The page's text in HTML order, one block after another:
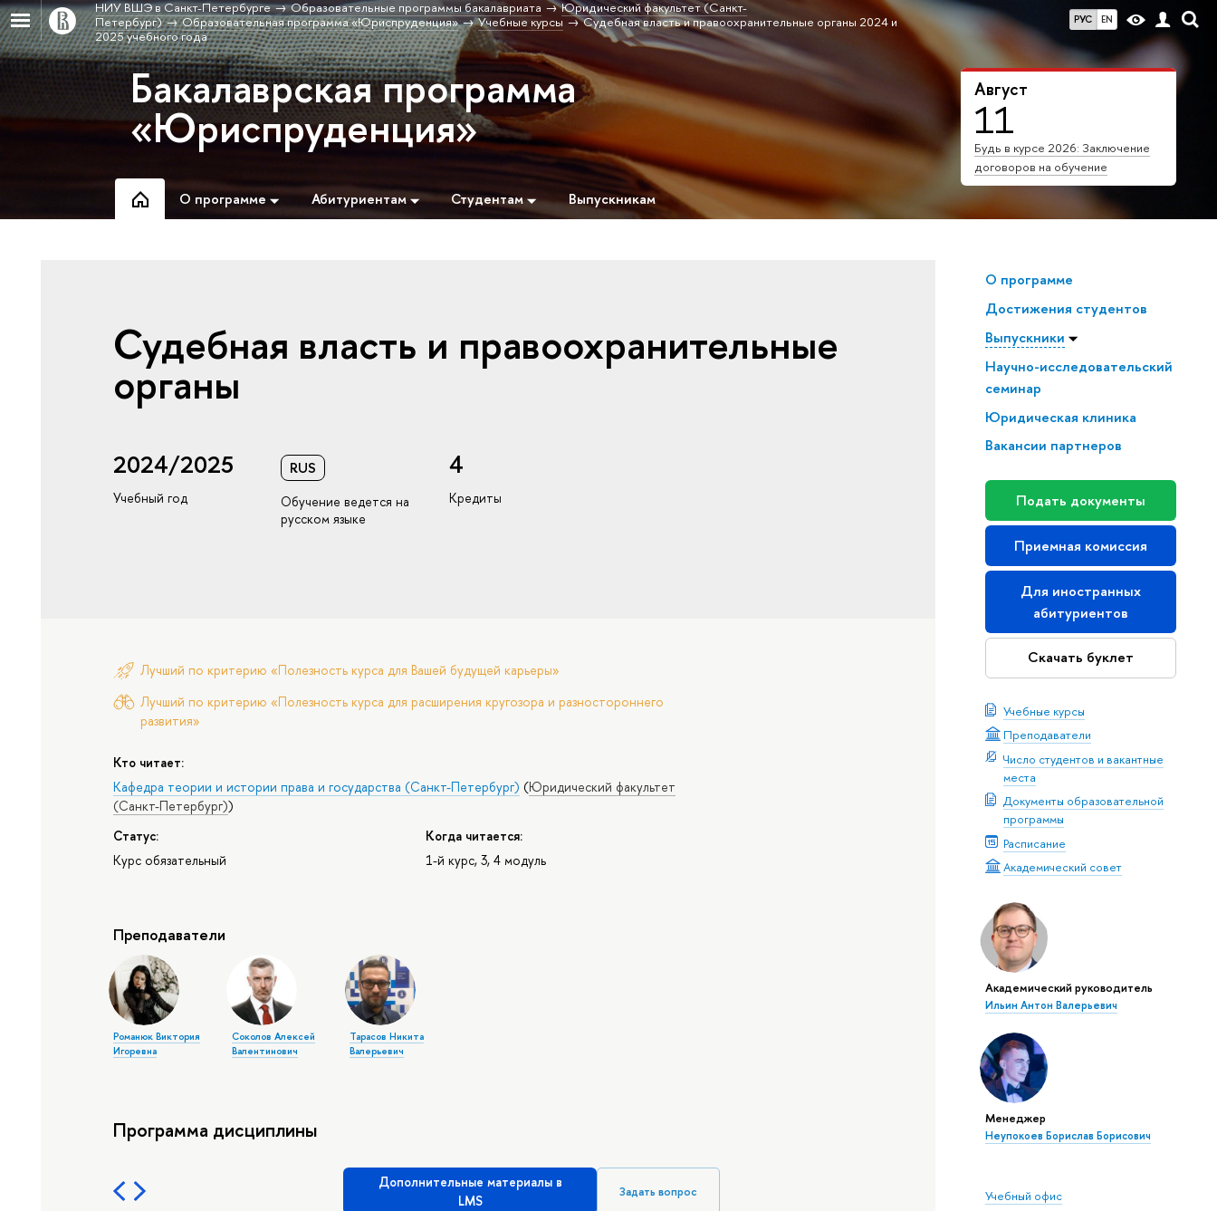
РУС EN
НИУ ВШЭ в Санкт-Петербурге Образовательные программы бакалавриата
Юридический факультет (Санкт-
Петербург)
Образовательная программа «Юриспруденция» Учебные курсы
Судебная власть и правоохранительные органы 2024 и
2025 учебного года
Август
11
Будь в курсе 2026: Заключение
договоров на обучение
Бакалаврская программа
«Юриспруденция»
О программе Абитуриентам Студентам Выпускникам
О программе
Достижения студентов
Выпускники
Научно-исследовательский
семинар
Юридическая клиника
Вакансии партнеров
Подать документы
Приемная комиссия
Для иностранных
абитуриентов
Скачать буклет
Учебные курсы
Преподаватели
Число студентов и вакантные
места
Документы образовательной
программы
Расписание
Академический совет
Академический руководитель
Ильин Антон Валерьевич
Менеджер
Неупокоев Борислав Борисович
Учебный офис
Судебная власть и правоохранительные
органы
2024/2025
Учебный год
RUS
Обучение ведется на
русском языке
4
Кредиты
Лучший по критерию «Полезность курса для Вашей будущей карьеры»
Лучший по критерию «Полезность курса для расширения кругозора и разностороннего
развития»
Кто читает:
Кафедра теории и истории права и государства (Санкт-Петербург) (Юридический факультет
(Санкт-Петербург))
Статус:
Курс обязательный
Когда читается:
1-й курс, 3, 4 модуль
Преподаватели
Романюк Виктория
Игоревна
Соколов Алексей
Валентинович
Тарасов Никита
Валерьевич
Программа дисциплины
Дополнительные материалы в
LMS
Задать вопрос